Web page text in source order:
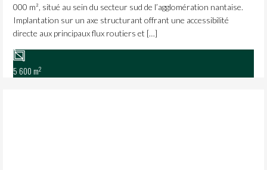
000 m², situé au sein du secteur sud de l’agglomération nantaise.
Implantation sur un axe structurant offrant une accessibilité
directe aux principaux flux routiers et […]
5 600 m2